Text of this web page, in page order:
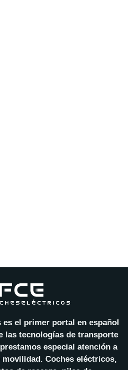
el primer portal en español
las tecnologías de transporte
especial atención a
movilidad. Coches eléctricos,